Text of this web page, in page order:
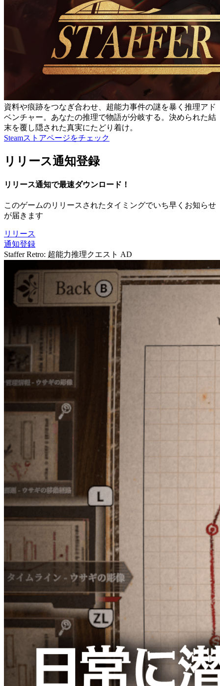
資料や痕跡をつなぎ合わせ、超能力事件の謎を暴く推理アド
ベンチャー。あなたの推理で物語が分岐する。決められた結
末を覆し隠された真実にたどり着け。
Steamストアページをチェック
リリース通知登録
リリース通知で最速ダウンロード！
このゲームのリリースされたタイミングでいち早くお知らせ
が届きます
リリース
通知登録
Staffer Retro: 超能力推理クエスト AD